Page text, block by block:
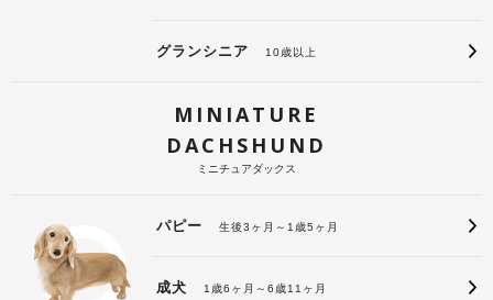
グランシニア 10歳以上
MINIATURE
DACHSHUND
ミニチュアダックス
パピー 生後3ヶ月～1歳5ヶ月
成犬 1歳6ヶ月～6歳11ヶ月